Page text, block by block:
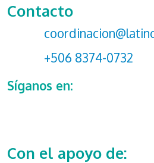
Contacto
+506 8374-0732
Síganos en:
Con el apoyo de: